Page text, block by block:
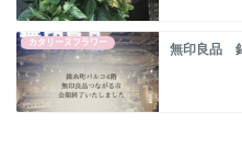
カタリーヌフラワー 無印良品